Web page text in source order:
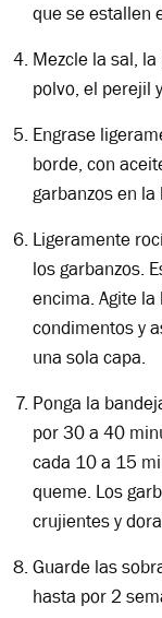
que se estallen
Mezcle la sal,
polvo, el perejil
Engrase
borde, con
garbanzos en
Ligeramente
los garbanzos.
encima. Agite
condimentos y
una sola capa.
Ponga la
por 30 a 40
cada 10 a 15
queme. Los
crujientes y
Guarde las
hasta por 2